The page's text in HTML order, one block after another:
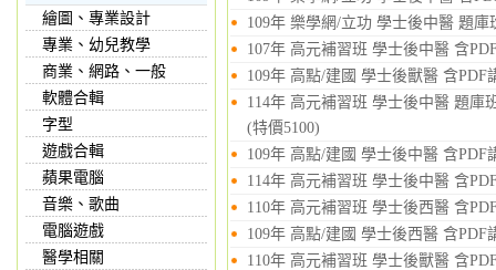
繪圖、專業設計
專業、幼兒教學
商業、網路、一般
軟體合輯
字型
遊戲合輯
蘋果電腦
音樂、歌曲
電腦遊戲
醫學相關
109年 樂學網/立功 學士後中醫 題
107年 高元補習班 學士後中醫 含
109年 高點/建國 學士後獸醫 含
114年 高元補習班 學士後中醫 題庫
(特價5100)
109年 高點/建國 學士後中醫 含
114年 高元補習班 學士後中醫 含
110年 高元補習班 學士後西醫 含
109年 高點/建國 學士後西醫 含
110年 高元補習班 學士後獸醫 含